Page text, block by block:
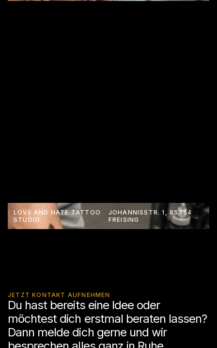
LOVE AND HATE TATTOO
STUDIO
JOHANNISSTR. 1, 85354
FREISING
JETZT KONTAKT AUFNEHMEN
Du hast bereits eine Idee oder
möchtest dich erstmal beraten lassen?
Dann melde dich gerne und wir